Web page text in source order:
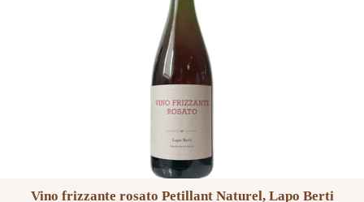
Vino frizzante rosato Petillant Naturel, Lapo Berti